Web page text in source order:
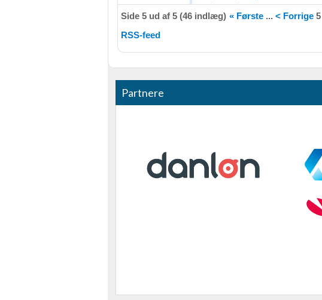
Side 5 ud af 5 (46 indlæg) « Første ... < Forrige 5
RSS-feed
Partnere